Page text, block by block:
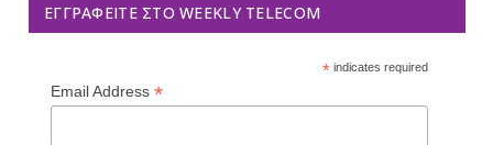
ΕΓΓΡΑΦΕΊΤΕ ΣΤΟ WEEKLY TELECOM
*indicates required
Email Address *